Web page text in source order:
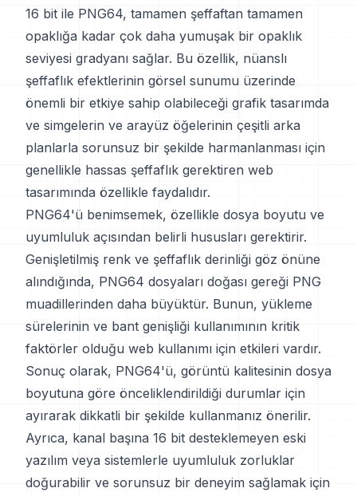
16 bit ile PNG64, tamamen şeffaftan tamamen
opaklığa kadar çok daha yumuşak bir opaklık
seviyesi gradyanı sağlar. Bu özellik, nüanslı
şeffaflık efektlerinin görsel sunumu üzerinde
önemli bir etkiye sahip olabileceği grafik tasarımda
ve simgelerin ve arayüz öğelerinin çeşitli arka
planlarla sorunsuz bir şekilde harmanlanması için
genellikle hassas şeffaflık gerektiren web
tasarımında özellikle faydalıdır.
PNG64'ü benimsemek, özellikle dosya boyutu ve
uyumluluk açısından belirli hususları gerektirir.
Genişletilmiş renk ve şeffaflık derinliği göz önüne
alındığında, PNG64 dosyaları doğası gereği PNG
muadillerinden daha büyüktür. Bunun, yükleme
sürelerinin ve bant genişliği kullanımının kritik
faktörler olduğu web kullanımı için etkileri vardır.
Sonuç olarak, PNG64'ü, görüntü kalitesinin dosya
boyutuna göre önceliklendirildiği durumlar için
ayırarak dikkatli bir şekilde kullanmanız önerilir.
Ayrıca, kanal başına 16 bit desteklemeyen eski
yazılım veya sistemlerle uyumluluk zorluklar
doğurabilir ve sorunsuz bir deneyim sağlamak için